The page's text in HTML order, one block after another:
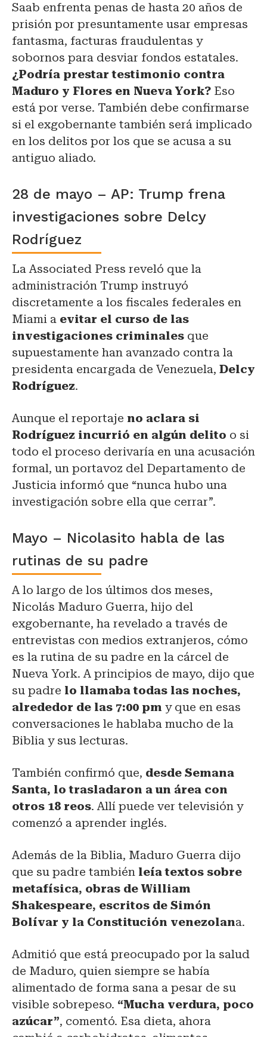
Saab enfrenta penas de hasta 20 años de
prisión por presuntamente usar empresas
fantasma, facturas fraudulentas y
sobornos para desviar fondos estatales.
¿Podría prestar testimonio contra
Maduro y Flores en Nueva York? Eso
está por verse. También debe confirmarse
si el exgobernante también será implicado
en los delitos por los que se acusa a su
antiguo aliado.
28 de mayo – AP: Trump frena
investigaciones sobre Delcy
Rodríguez
La Associated Press reveló que la
administración Trump instruyó
discretamente a los fiscales federales en
Miami a evitar el curso de las
investigaciones criminales que
supuestamente han avanzado contra la
presidenta encargada de Venezuela, Delcy
Rodríguez.
Aunque el reportaje no aclara si
Rodríguez incurrió en algún delito o si
todo el proceso derivaría en una acusación
formal, un portavoz del Departamento de
Justicia informó que “nunca hubo una
investigación sobre ella que cerrar”.
Mayo – Nicolasito habla de las
rutinas de su padre
A lo largo de los últimos dos meses,
Nicolás Maduro Guerra, hijo del
exgobernante, ha revelado a través de
entrevistas con medios extranjeros, cómo
es la rutina de su padre en la cárcel de
Nueva York. A principios de mayo, dijo que
su padre lo llamaba todas las noches,
alrededor de las 7:00 pm y que en esas
conversaciones le hablaba mucho de la
Biblia y sus lecturas.
También confirmó que, desde Semana
Santa, lo trasladaron a un área con
otros 18 reos. Allí puede ver televisión y
comenzó a aprender inglés.
Además de la Biblia, Maduro Guerra dijo
que su padre también leía textos sobre
metafísica, obras de William
Shakespeare, escritos de Simón
Bolívar y la Constitución venezolana.
Admitió que está preocupado por la salud
de Maduro, quien siempre se había
alimentado de forma sana a pesar de su
visible sobrepeso. “Mucha verdura, poco
azúcar”, comentó. Esa dieta, ahora